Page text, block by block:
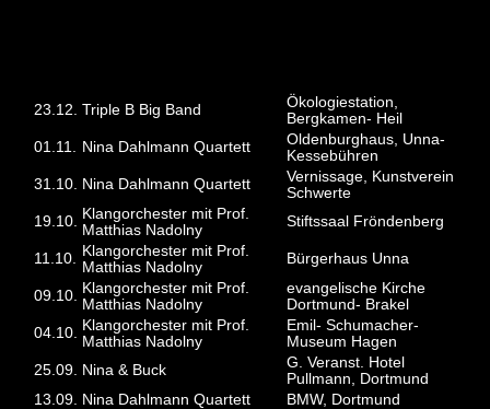
23.12. Triple B Big Band
Ökologiestation,
Bergkamen- Heil
01.11.
Nina Dahlmann Quartett
Oldenburghaus, Unna-
Kessebühren
31.10.
Nina Dahlmann Quartett
Vernissage, Kunstverein
Schwerte
19.10.
Klangorchester mit Prof.
Matthias Nadolny
Stiftssaal Fröndenberg
11.10.
Klangorchester mit Prof.
Matthias Nadolny
Bürgerhaus Unna
09.10.
Klangorchester mit Prof.
Matthias Nadolny
evangelische Kirche
Dortmund- Brakel
04.10.
Klangorchester mit Prof.
Matthias Nadolny
Emil- Schumacher-
Museum Hagen
25.09.
Nina & Buck
G. Veranst. Hotel
Pullmann, Dortmund
13.09.
Nina Dahlmann Quartett
BMW, Dortmund